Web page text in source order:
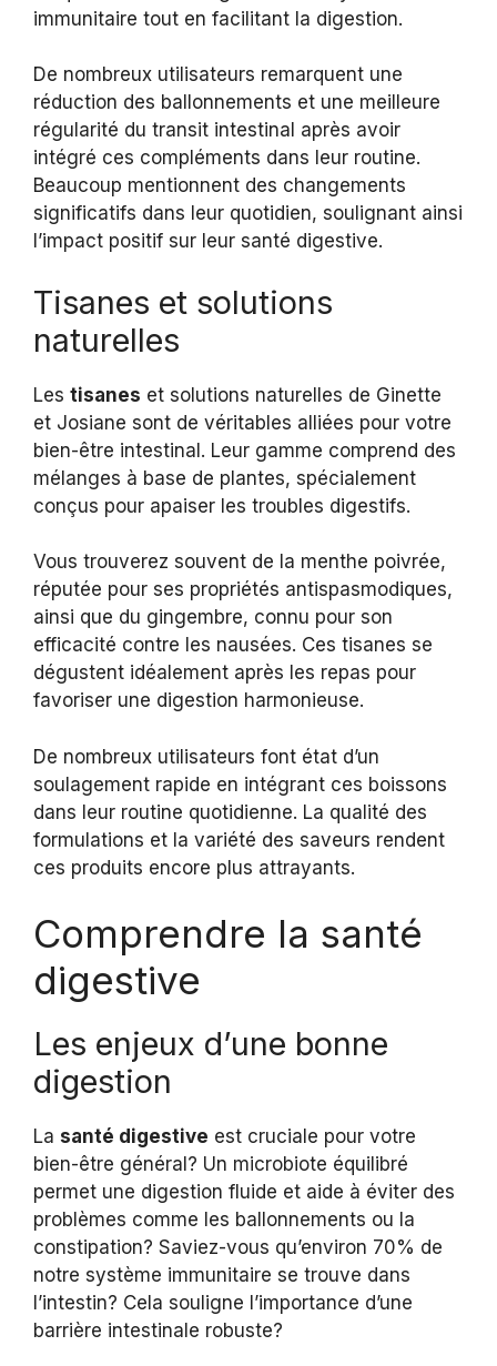
immunitaire tout en facilitant la digestion.
De nombreux utilisateurs remarquent une
réduction des ballonnements et une meilleure
régularité du transit intestinal après avoir
intégré ces compléments dans leur routine.
Beaucoup mentionnent des changements
significatifs dans leur quotidien, soulignant ainsi
l’impact positif sur leur santé digestive.
Tisanes et solutions
naturelles
Les tisanes et solutions naturelles de Ginette
et Josiane sont de véritables alliées pour votre
bien-être intestinal. Leur gamme comprend des
mélanges à base de plantes, spécialement
conçus pour apaiser les troubles digestifs.
Vous trouverez souvent de la menthe poivrée,
réputée pour ses propriétés antispasmodiques,
ainsi que du gingembre, connu pour son
efficacité contre les nausées. Ces tisanes se
dégustent idéalement après les repas pour
favoriser une digestion harmonieuse.
De nombreux utilisateurs font état d’un
soulagement rapide en intégrant ces boissons
dans leur routine quotidienne. La qualité des
formulations et la variété des saveurs rendent
ces produits encore plus attrayants.
Comprendre la santé
digestive
Les enjeux d’une bonne
digestion
La santé digestive est cruciale pour votre
bien-être général? Un microbiote équilibré
permet une digestion fluide et aide à éviter des
problèmes comme les ballonnements ou la
constipation? Saviez-vous qu’environ 70% de
notre système immunitaire se trouve dans
l’intestin? Cela souligne l’importance d’une
barrière intestinale robuste?